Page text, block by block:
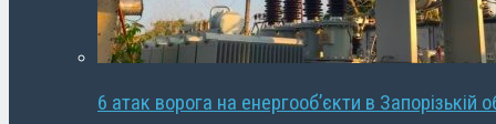
6 атак ворога на енергооб’єкти в Запорізькій